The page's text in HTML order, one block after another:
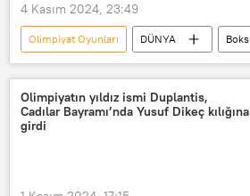
4 Kasım 2024, 23:49
Olimpiyat Oyunları DÜNYA
Boks
Kick boks
Dünya Boks Birliği
Uluslararası Boks Birliği
Dünya Boks Konseyi
Fransa
Olimpiyatın yıldız ismi Duplantis,
Cadılar Bayramı’nda Yusuf Dikeç kılığına
girdi